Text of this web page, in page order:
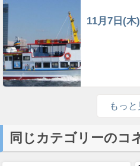
11月7日(
もっと
同じカテゴリーのコ